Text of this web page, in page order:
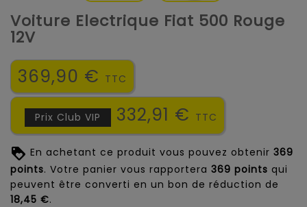
Voiture Electrique Fiat 500 Rouge
12V
369,90 € TTC
Prix Club VIP 332,91 € TTC
En achetant ce produit vous pouvez obtenir 369
points. Votre panier vous rapportera 369 points qui
peuvent être converti en un bon de réduction de
18,45 €.